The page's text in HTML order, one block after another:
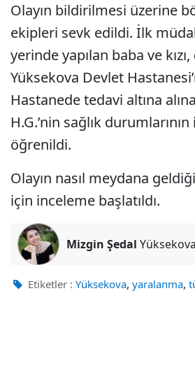
Olayın bildirilmesi üzerine
ekipleri sevk edildi. İlk
yerinde yapılan baba ve
Yüksekova Devlet
Hastanede tedavi altına
H.G.’nin sağlık
öğrenildi.
Olayın nasıl meydana
için inceleme başlatıldı.
Mizgin Şedal
Etiketler : Yüksekova, yaralanma,